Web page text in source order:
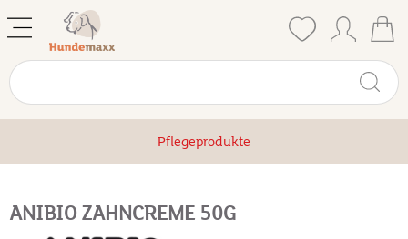
Pflegeprodukte
ANIBIO ZAHNCREME 50G